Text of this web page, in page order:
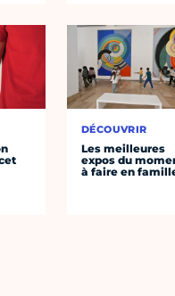
DÉCOUVRIR
Les meilleures
expos du
à faire en